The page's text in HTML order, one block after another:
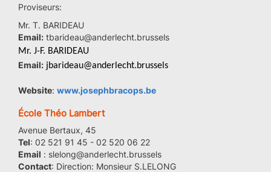
Proviseurs:
Mr. T. BARIDEAU
Email: tbarideau@anderlecht.brussels
Mr. J-F. BARIDEAU
Email: jbarideau@anderlecht.brussels
Website: www.josephbracops.be
École Théo Lambert
Avenue Bertaux, 45
Tel: 02 521 91 45 - 02 520 06 22
Email : slelong@anderlecht.brussels
Contact: Direction: Monsieur S.LELONG